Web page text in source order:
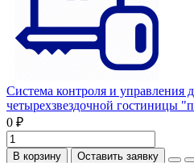
Система контроля и
четырехзвездочной гостиницы
0 ₽
В корзину Оставить заявку